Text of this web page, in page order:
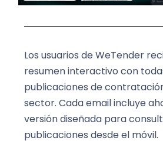
Los usuarios de WeTender
resumen interactivo con
publicaciones de
sector. Cada email incluye
versión diseñada para
publicaciones desde el móvil.